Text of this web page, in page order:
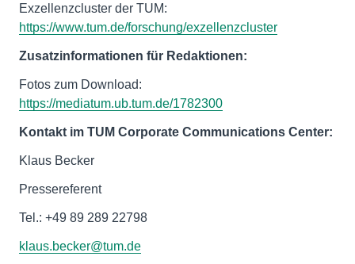
Exzellenzcluster der TUM:
https://www.tum.de/forschung/exzellenzcluster
Zusatzinformationen für Redaktionen:
Fotos zum Download:
https://mediatum.ub.tum.de/1782300
Kontakt im TUM Corporate Communications Center:
Klaus Becker
Pressereferent
Tel.: +49 89 289 22798
klaus.becker@tum.de